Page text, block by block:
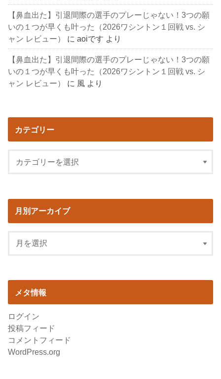
【鼻血出た】引退間際の選手のプレーじゃない！3つの願
いの１つが早くも叶った（2026ワシントン１回戦 vs. シ
ャン レビュー）
にaoiです より
【鼻血出た】引退間際の選手のプレーじゃない！3つの願
いの１つが早くも叶った（2026ワシントン１回戦 vs. シ
ャン レビュー）
に 風 より
カテゴリー
月別アーカイブ
メタ情報
ログイン
投稿フィード
コメントフィード
WordPress.org